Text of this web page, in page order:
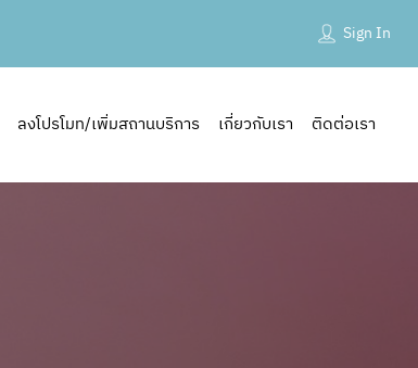
Sign In
ลงโปรโมท/เพิ่มสถานบริการ เกี่ยวกับเรา ติดต่อเรา